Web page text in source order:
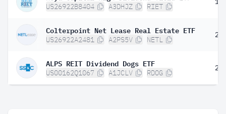
US26922B8404 A3DHJZ RIET
Colterpoint Net Lease Real Estate ETF
US26922A2481 A2PS5V NETL
ALPS REIT Dividend Dogs ETF
US00162Q1067 A1JCLV RDOG